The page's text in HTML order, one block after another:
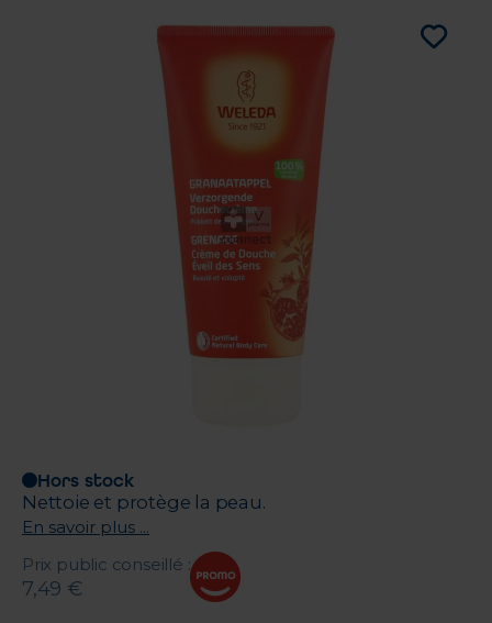
Hors stock
Nettoie et protège la peau.
En savoir plus ...
Prix public conseillé :
7,49 €